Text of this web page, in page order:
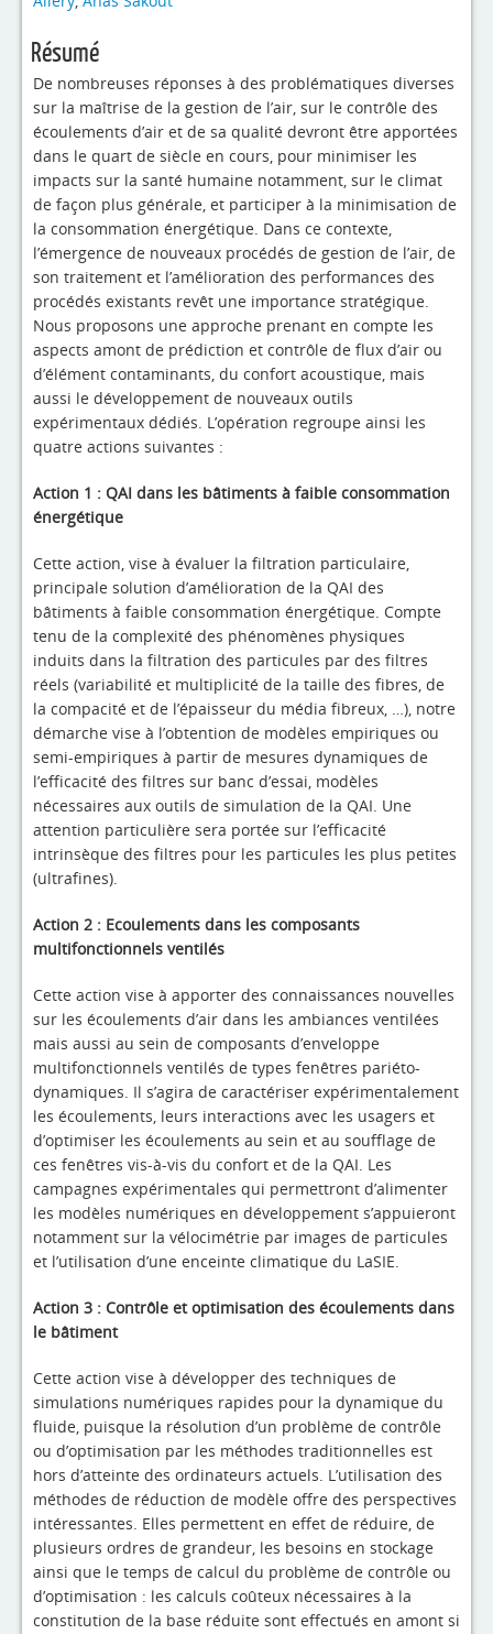
Résumé
De nombreuses réponses à des problématiques diverses
sur la maîtrise de la gestion de l’air, sur le contrôle des
écoulements d’air et de sa qualité devront être apportées
dans le quart de siècle en cours, pour minimiser les
impacts sur la santé humaine notamment, sur le climat
de façon plus générale, et participer à la minimisation de
la consommation énergétique. Dans ce contexte,
l’émergence de nouveaux procédés de gestion de l’air, de
son traitement et l’amélioration des performances des
procédés existants revêt une importance stratégique.
Nous proposons une approche prenant en compte les
aspects amont de prédiction et contrôle de flux d’air ou
d’élément contaminants, du confort acoustique, mais
aussi le développement de nouveaux outils
expérimentaux dédiés. L’opération regroupe ainsi les
quatre actions suivantes :
Action 1 : QAI dans les bâtiments à faible consommation
énergétique
Cette action, vise à évaluer la filtration particulaire,
principale solution d’amélioration de la QAI des
bâtiments à faible consommation énergétique. Compte
tenu de la complexité des phénomènes physiques
induits dans la filtration des particules par des filtres
réels (variabilité et multiplicité de la taille des fibres, de
la compacité et de l’épaisseur du média fibreux, …), notre
démarche vise à l’obtention de modèles empiriques ou
semi-empiriques à partir de mesures dynamiques de
l’efficacité des filtres sur banc d’essai, modèles
nécessaires aux outils de simulation de la QAI. Une
attention particulière sera portée sur l’efficacité
intrinsèque des filtres pour les particules les plus petites
(ultrafines).
Action 2 : Ecoulements dans les composants
multifonctionnels ventilés
Cette action vise à apporter des connaissances nouvelles
sur les écoulements d’air dans les ambiances ventilées
mais aussi au sein de composants d’enveloppe
multifonctionnels ventilés de types fenêtres pariéto-
dynamiques. Il s’agira de caractériser expérimentalement
les écoulements, leurs interactions avec les usagers et
d’optimiser les écoulements au sein et au soufflage de
ces fenêtres vis-à-vis du confort et de la QAI. Les
campagnes expérimentales qui permettront d’alimenter
les modèles numériques en développement s’appuieront
notamment sur la vélocimétrie par images de particules
et l’utilisation d’une enceinte climatique du LaSIE.
Action 3 : Contrôle et optimisation des écoulements dans
le bâtiment
Cette action vise à développer des techniques de
simulations numériques rapides pour la dynamique du
fluide, puisque la résolution d’un problème de contrôle
ou d’optimisation par les méthodes traditionnelles est
hors d’atteinte des ordinateurs actuels. L’utilisation des
méthodes de réduction de modèle offre des perspectives
intéressantes. Elles permettent en effet de réduire, de
plusieurs ordres de grandeur, les besoins en stockage
ainsi que le temps de calcul du problème de contrôle ou
d’optimisation : les calculs coûteux nécessaires à la
constitution de la base réduite sont effectués en amont si